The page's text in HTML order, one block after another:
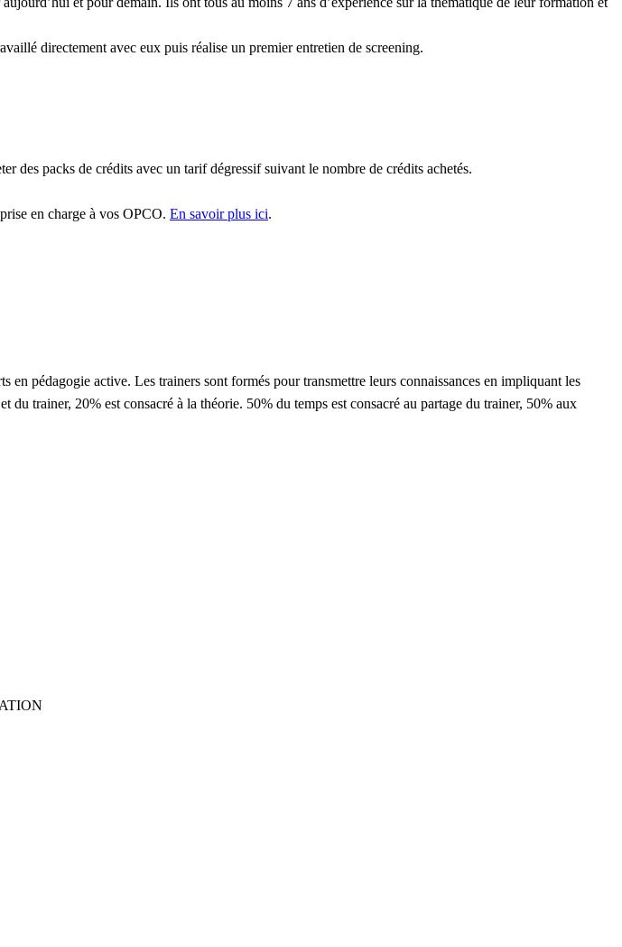
directement avec eux puis réalise un premier entretien de screening.
des packs de crédits avec un tarif dégressif suivant le nombre de crédits achetés.
en charge à vos OPCO. En savoir plus ici.
en pédagogie active. Les trainers sont formés pour transmettre leurs connaissances en impliquant les
du trainer, 20% est consacré à la théorie. 50% du temps est consacré au partage du trainer, 50% aux